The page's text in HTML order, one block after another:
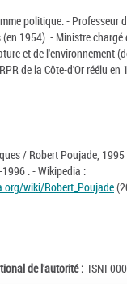
politique. - Professeur
1954). - Ministre chargé
et de l'environnement
de la Côte-d'Or réélu en
/ Robert Poujade, 1995
. - Wikipedia :
wiki/Robert_Poujade
de l'autorité : ISNI